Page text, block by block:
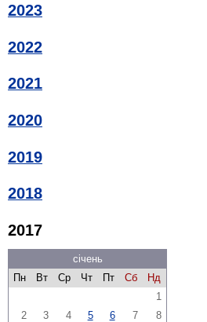
2023
2022
2021
2020
2019
2018
2017
січень
Пн
Вт Ср Чт Пт Сб
Нд
1
2
3 4 5 6 7
8